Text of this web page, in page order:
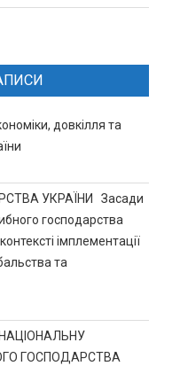
довкілля та
УКРАЇНИ Засади
господарства
імплементації
та
ГОСПОДАРСТВА